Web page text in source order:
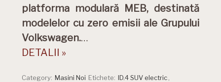
platforma modulară MEB, destinată
modelelor cu zero emisii ale Grupului
Volkswagen.…
DETALII »
Category: Masini Noi Etichete: ID.4 SUV electric